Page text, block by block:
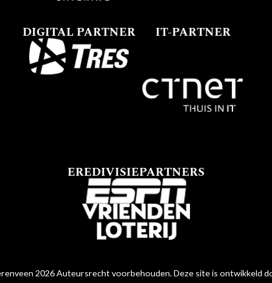
DIGITAL PARTNER IT-PARTNER
EREDIVISIEPARTNERS
2026 Auteursrecht voorbehouden. Deze site is ontwikkeld